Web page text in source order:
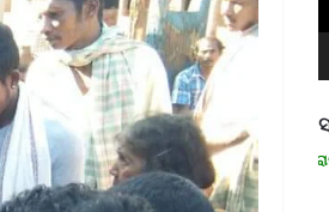
ମନେ ପଡନ୍ତି: ସ୍ୱାଧୀନତା ସଂଗ୍ରାମୀ